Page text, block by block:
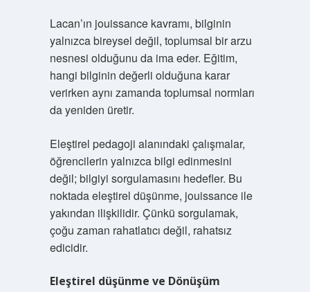
Lacan’ın jouissance kavramı, bilginin
yalnızca bireysel değil, toplumsal bir arzu
nesnesi olduğunu da ima eder. Eğitim,
hangi bilginin değerli olduğuna karar
verirken aynı zamanda toplumsal normları
da yeniden üretir.
Eleştirel pedagoji alanındaki çalışmalar,
öğrencilerin yalnızca bilgi edinmesini
değil; bilgiyi sorgulamasını hedefler. Bu
noktadaeleştirel düşünme, jouissance ile
yakından ilişkilidir. Çünkü sorgulamak,
çoğu zaman rahatlatıcı değil, rahatsız
edicidir.
Eleştirel düşünme ve Dönüşüm